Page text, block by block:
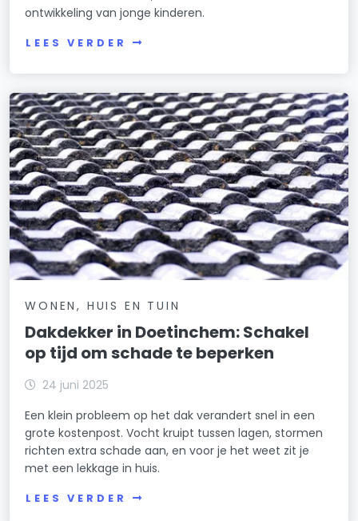
ontwikkeling van jonge kinderen.
LEES VERDER
WONEN, HUIS EN TUIN
Dakdekker in Doetinchem: Schakel
op tijd om schade te beperken
24 juni 2025
Een klein probleem op het dak verandert snel in een
grote kostenpost. Vocht kruipt tussen lagen, stormen
richten extra schade aan, en voor je het weet zit je
met een lekkage in huis.
LEES VERDER